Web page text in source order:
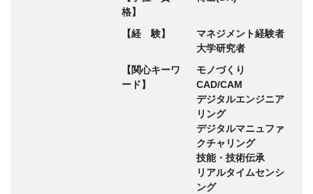
格】
【経 験】
マネジメント経験者
大学研究者
【関心キーワ
ード】
モノづくり
CAD/CAM
デジタルエンジニア
リング
デジタルマニュファ
クチャリング
技能・技術伝承
リアルタイムセンシ
ング